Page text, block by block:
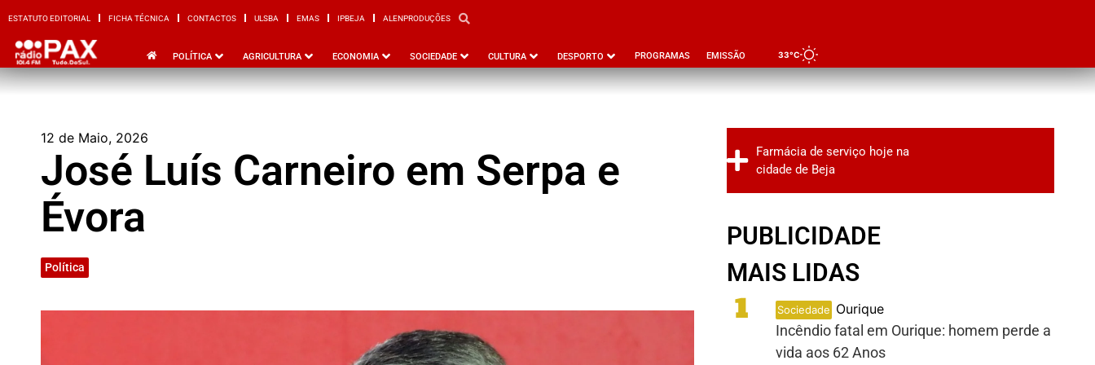
ESTATUTO EDITORIAL FICHA TÉCNICA CONTACTOS ULSBA EMAS IPBEJA ALENPRODUÇÕES
POLÍTICA AGRICULTURA ECONOMIA SOCIEDADE CULTURA DESPORTO PROGRAMAS EMISSÃO 33°C
ESTATUTO EDITORIAL FICHA TÉCNICA CONTACTOS ULSBA EMAS IPBEJA ALENPRODUÇÕES
12 de Maio, 2026
José Luís Carneiro em Serpa e
Évora
Política
Farmácia de serviço hoje na
cidade de Beja
PUBLICIDADE
MAIS LIDAS
1 Sociedade Ourique
Incêndio fatal em Ourique: homem perde a
vida aos 62 Anos